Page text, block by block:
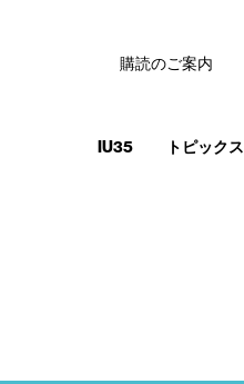
IU35 トピックス
購読のご案内